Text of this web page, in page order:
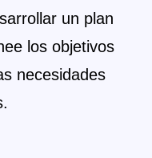
un plan
los objetivos
necesidades